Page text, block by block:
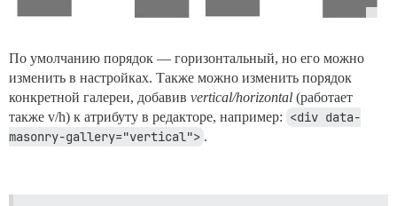
По умолчанию порядок — горизонтальный, но его можно
изменить в настройках. Также можно изменить порядок
конкретной галереи, добавив vertical/horizontal (работает
также v/h) к атрибуту в редакторе, например: <div data-
masonry-gallery="vertical"> .